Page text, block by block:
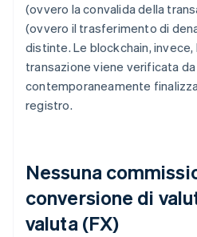
(ovvero la convalida della
(ovvero il trasferimento di
distinte. Le blockchain, invece,
transazione viene verificata
contemporaneamente
registro.
Nessuna
conversione di
valuta (FX)